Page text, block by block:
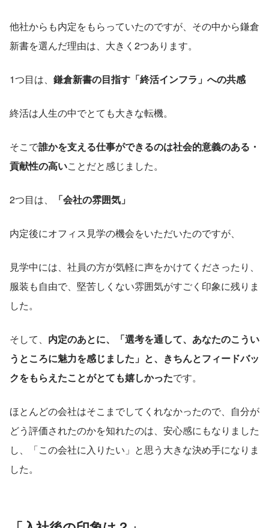
他社からも内定をもらっていたのですが、その中から鎌倉
新書を選んだ理由は、大きく2つあります。
1つ目は、 鎌倉新書の目指す「終活インフラ」への共感
終活は人生の中でとても大きな転機。
そこで誰かを支える仕事ができるのは社会的意義のある・
貢献性の高いことだと感じました。
2つ目は、 「会社の雰囲気」
内定後にオフィス見学の機会をいただいたのですが、
見学中には、社員の方が気軽に声をかけてくださったり、
服装も自由で、堅苦しくない雰囲気がすごく印象に残りま
した。
そして、 内定のあとに、「選考を通して、あなたのこうい
うところに魅力を感じました」と、きちんとフィードバッ
クをもらえたことがとても嬉しかったです。
ほとんどの会社はそこまでしてくれなかったので、自分が
どう評価されたのかを知れたのは、安心感にもなりました
し、「この会社に入りたい」と思う大きな決め手になりま
した。